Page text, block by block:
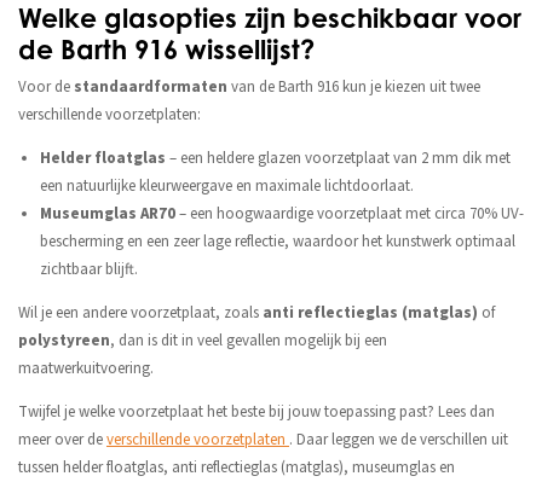
Welke glasopties zijn beschikbaar voor
de Barth 916 wissellijst?
Voor de standaardformaten van de Barth 916 kun je kiezen uit twee
verschillende voorzetplaten:
Helder floatglas – een heldere glazen voorzetplaat van 2 mm dik met
een natuurlijke kleurweergave en maximale lichtdoorlaat.
Museumglas AR70– een hoogwaardige voorzetplaat met circa 70% UV-
bescherming en een zeer lage reflectie, waardoor het kunstwerk optimaal
zichtbaar blijft.
Wil je een andere voorzetplaat, zoals anti reflectieglas (matglas) of
polystyreen, dan is dit in veel gevallen mogelijk bij een
maatwerkuitvoering.
Twijfel je welke voorzetplaat het beste bij jouw toepassing past? Lees dan
meer over deverschillende voorzetplaten . Daar leggen we de verschillen uit
tussen helder floatglas, anti reflectieglas (matglas), museumglas en